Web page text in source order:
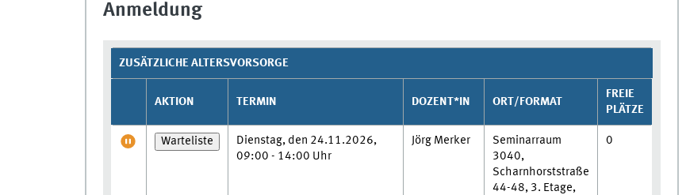
Anmeldung
ZUSÄTZLICHE ALTERSVORSORGE
AKTION TERMIN DOZENT*IN ORT/FORMAT
FREIE
PLÄTZE
Warteliste
Dienstag, den 24.11.2026,
09:00 - 14:00 Uhr
Jörg Merker
Seminarraum
3040,
Scharnhorststraße
44-48, 3. Etage,
0